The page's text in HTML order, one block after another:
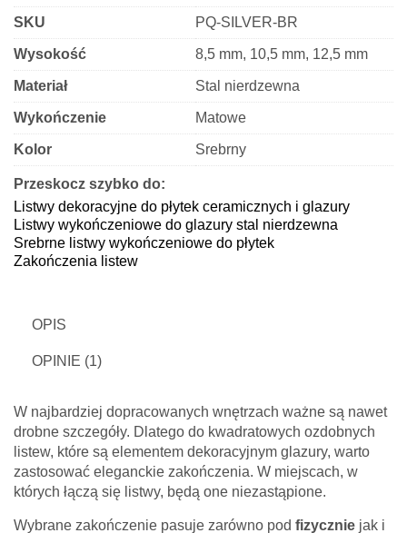
dekoracyjnej
kwadratowej
srebrny
mat
SKU PQ-SILVER-BR
Wysokość 8,5 mm, 10,5 mm, 12,5 mm
Materiał Stal nierdzewna
Wykończenie Matowe
Kolor Srebrny
Przeskocz szybko do:
Listwy dekoracyjne do płytek ceramicznych i glazury
Listwy wykończeniowe do glazury stal nierdzewna
Srebrne listwy wykończeniowe do płytek
Zakończenia listew
OPIS
OPINIE (1)
W najbardziej dopracowanych wnętrzach ważne są nawet
drobne szczegóły. Dlatego do kwadratowych ozdobnych
listew, które są elementem dekoracyjnym glazury, warto
zastosować eleganckie zakończenia. W miejscach, w
których łączą się listwy, będą one niezastąpione.
Wybrane zakończenie pasuje zarówno pod fizycznie jak i